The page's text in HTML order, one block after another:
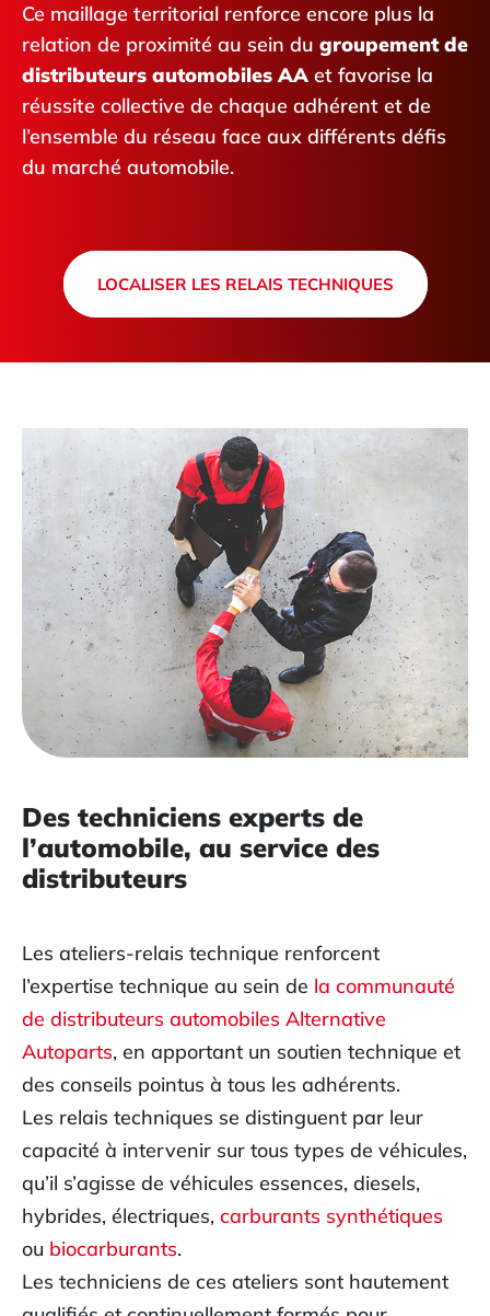
Ce maillage territorial renforce encore plus la
relation de proximité au sein du groupement de
distributeurs automobiles AA et favorise la
réussite collective de chaque adhérent et de
l’ensemble du réseau face aux différents défis
du marché automobile.
LOCALISER LES RELAIS TECHNIQUES
Des techniciens experts de
l’automobile, au service des
distributeurs
Les ateliers-relais technique renforcent
l’expertise technique au sein de la communauté
de distributeurs automobiles Alternative
Autoparts, en apportant un soutien technique et
des conseils pointus à tous les adhérents.
Les relais techniques se distinguent par leur
capacité à intervenir sur tous types de véhicules,
qu’il s’agisse de véhicules essences, diesels,
hybrides, électriques, carburants synthétiques
ou biocarburants.
Les techniciens de ces ateliers sont hautement